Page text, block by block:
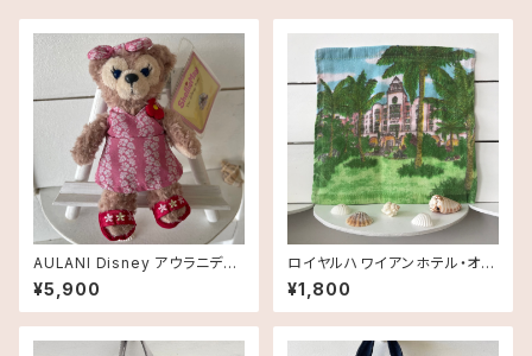
AULANI Disney アウラニディ
ズニー限定・ぬいぐるみキーチェ
ーン・シェリーメイ・Pink
¥5,900
ロイヤルハワイアンホテル・オリ
ジナルハンドタオル（パームツリ
ー柄） TRH Inspired
¥1,800